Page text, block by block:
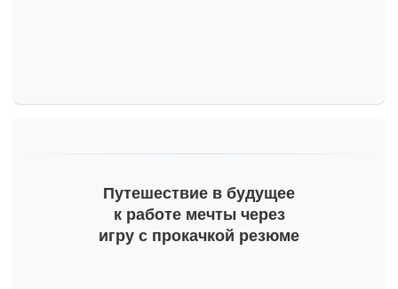
Путешествие в будущее
к работе мечты через
игру с прокачкой резюме